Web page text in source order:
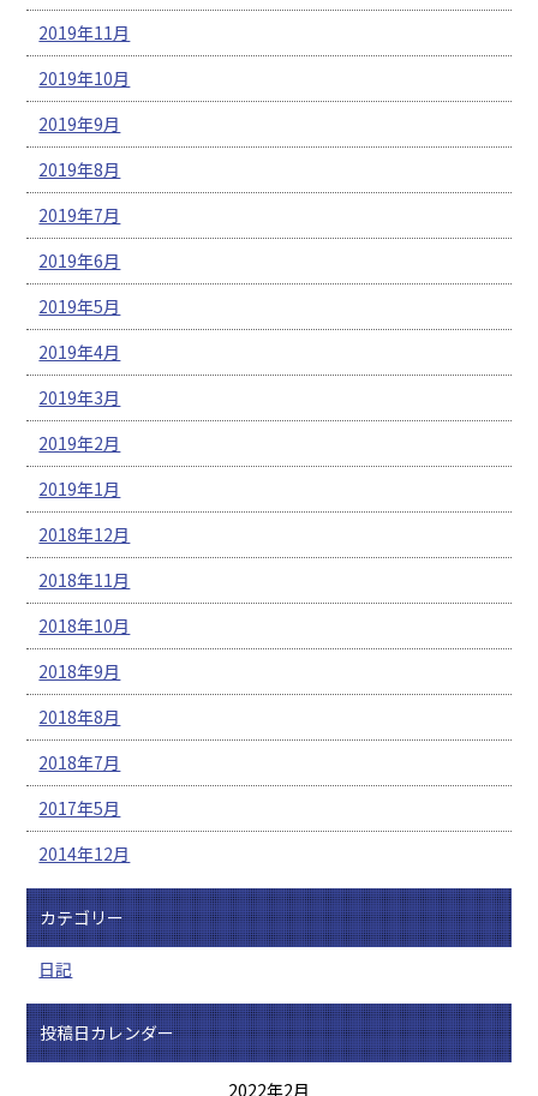
2019年11月
2019年10月
2019年9月
2019年8月
2019年7月
2019年6月
2019年5月
2019年4月
2019年3月
2019年2月
2019年1月
2018年12月
2018年11月
2018年10月
2018年9月
2018年8月
2018年7月
2017年5月
2014年12月
カテゴリー
日記
投稿日カレンダー
2022年2月